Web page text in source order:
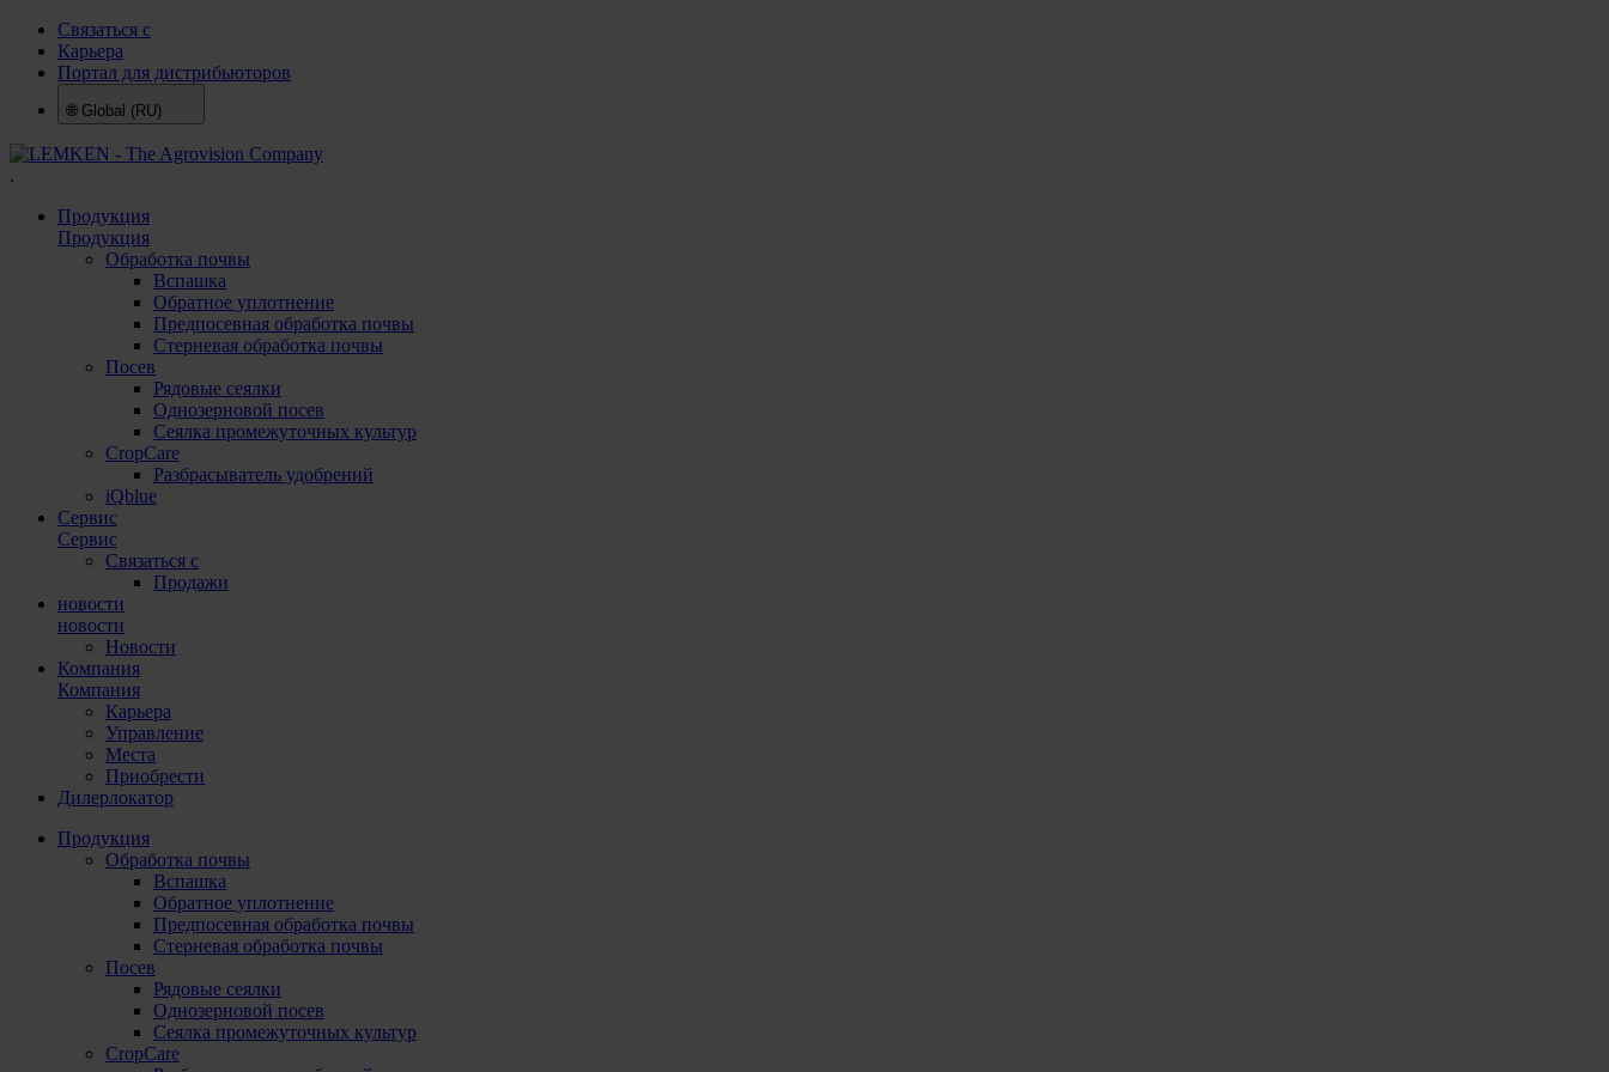
Связаться с
Карьера
Портал для дистрибьюторов
🌐 Global (RU)
.
Продукция
Продукция
Обработка почвы
Вспашка
Обратное уплотнение
Предпосевная обработка почвы
Стерневая обработка почвы
Посев
Рядовые сеялки
Однозерновой посев
Сеялка промежуточных культур
CropCare
Разбрасыватель удобрений
iQblue
Сервис
Сервис
Связаться с
Продажи
новости
новости
Новости
Компания
Компания
Карьера
Управление
Места
Приобрести
Дилерлокатор
Продукция
Обработка почвы
Вспашка
Обратное уплотнение
Предпосевная обработка почвы
Стерневая обработка почвы
Посев
Рядовые сеялки
Однозерновой посев
Сеялка промежуточных культур
CropCare